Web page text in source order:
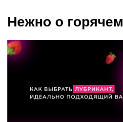
Нежно о горячем